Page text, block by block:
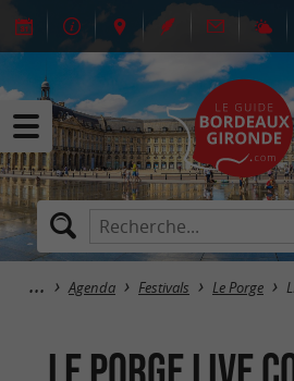
Agenda Festivals Le Porge
LE PORGE LIVE